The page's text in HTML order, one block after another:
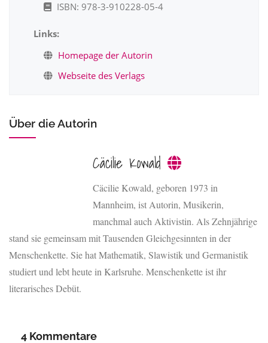
ISBN: 978-3-910228-05-4
Links:
Homepage der Autorin
Webseite des Verlags
Über die Autorin
Cäcilie Kowald
Cäcilie Kowald, geboren 1973 in
Mannheim, ist Autorin, Musikerin,
manchmal auch Aktivistin. Als Zehnjährige
stand sie gemeinsam mit Tausenden Gleichgesinnten in der
Menschenkette. Sie hat Mathematik, Slawistik und Germanistik
studiert und lebt heute in Karlsruhe. Menschenkette ist ihr
literarisches Debüt.
4 Kommentare